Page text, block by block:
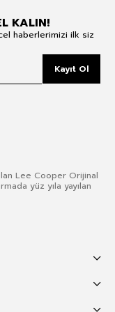
KALIN!
haberlerimizi ilk siz
Kayıt Ol
Lee Cooper Orijinal
yüz yıla yayılan